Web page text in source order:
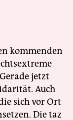
kommenden
jetzt
Auch
sich vor Ort
Die taz